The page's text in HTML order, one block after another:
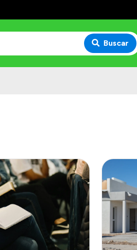
Buscar